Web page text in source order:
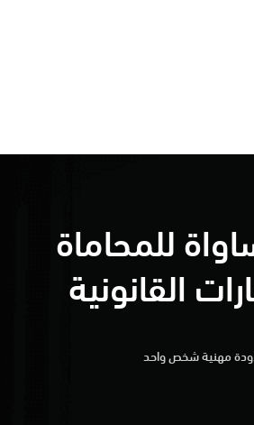
للمحاماة
القانونية
مهنية شخص واحد